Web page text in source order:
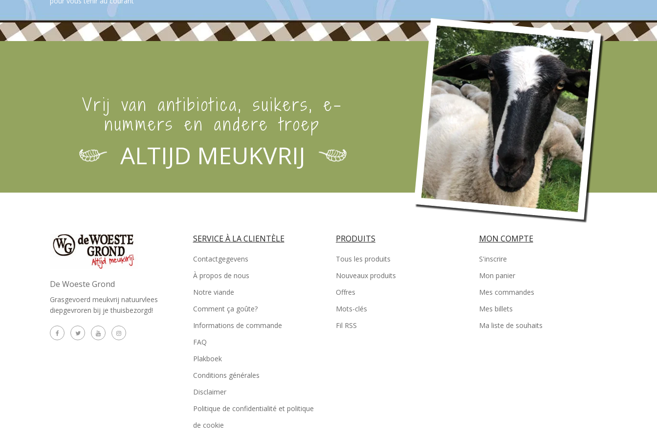
Vrij van antibiotica, suikers, e-
nummers en andere troep
ALTIJD MEUKVRIJ
De Woeste Grond
Grasgevoerd meukvrij natuurvlees
diepgevroren bij je thuisbezorgd!
SERVICE À LA CLIENTÈLE
Contactgegevens
À propos de nous
Notre viande
Comment ça goûte?
Informations de commande
FAQ
Plakboek
Conditions générales
Disclaimer
Politique de confidentialité et politique
de cookie
PRODUITS
Tous les produits
Nouveaux produits
Offres
Mots-clés
Fil RSS
MON COMPTE
S'inscrire
Mon panier
Mes commandes
Mes billets
Ma liste de souhaits